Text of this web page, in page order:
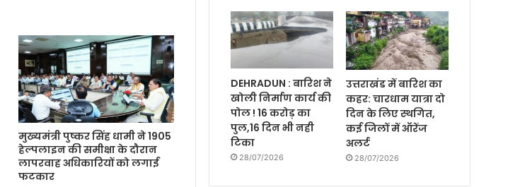
मुख्यमंत्री पुष्कर सिंह धामी ने 1905
हेल्पलाइन की समीक्षा के दौरान
लापरवाह अधिकारियों को लगाई
फटकार
DEHRADUN : बारिश ने
खोली निर्माण कार्य की
पोल ! 16 करोड़ का
पुल,16 दिन भी नही
टिका
28/07/2026
उत्तराखंड में बारिश का
कहर: चारधाम यात्रा दो
दिन के लिए स्थगित,
कई जिलों में ऑरेंज
अलर्ट
28/07/2026